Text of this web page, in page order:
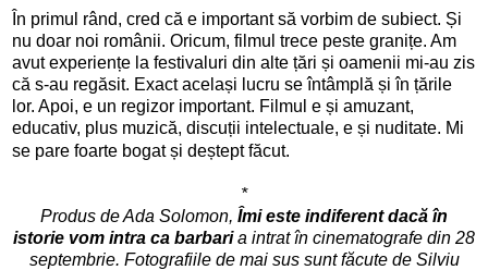
În primul rând, cred că e important să vorbim de subiect. Și
nu doar noi românii. Oricum, filmul trece peste granițe. Am
avut experiențe la festivaluri din alte țări și oamenii mi-au zis
că s-au regăsit. Exact același lucru se întâmplă și în țările
lor. Apoi, e un regizor important. Filmul e și amuzant,
educativ, plus muzică, discuții intelectuale, e și nuditate. Mi
se pare foarte bogat și deștept făcut.
*
Produs de Ada Solomon, Îmi este indiferent dacă în
istorie vom intra ca barbaria intrat în cinematografe din 28
septembrie. Fotografiile de mai sus sunt făcute de Silviu